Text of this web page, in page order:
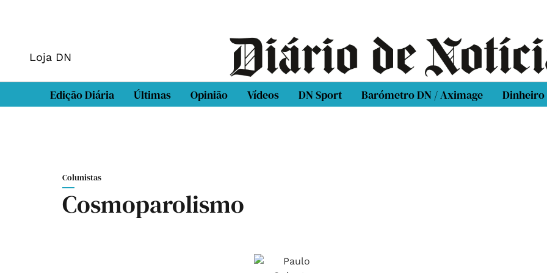
Loja DN
Edição Diária Últimas Opinião Vídeos DN Sport Barómetro DN / Aximage Dinheiro
Colunistas
Cosmoparolismo